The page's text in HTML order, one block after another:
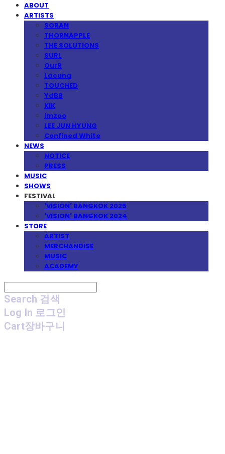
ABOUT
ARTISTS
SORAN
THORNAPPLE
THE SOLUTIONS
SURL
OurR
Lacuna
TOUCHED
YdBB
KIK
imzoo
LEE JUN HYUNG
Confined White
NEWS
NOTICE
PRESS
MUSIC
SHOWS
FESTIVAL
'VISION' BANGKOK 2025
'VISION' BANGKOK 2024
STORE
ARTIST
MERCHANDISE
MUSIC
ACADEMY
Search 검색
Log In 로그인
Cart장바구니